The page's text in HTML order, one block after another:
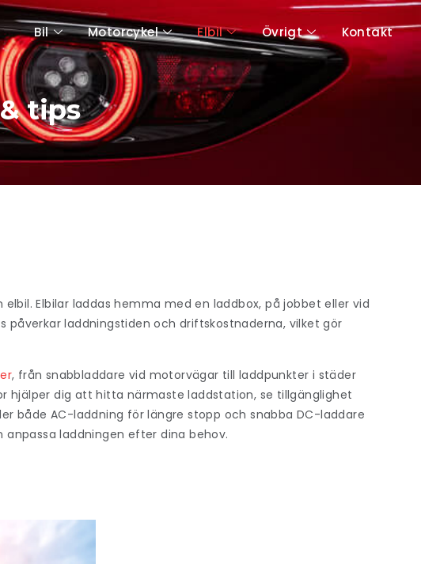
Bil Motorcykel Elbil Övrigt Kontakt
tips
Elbilar laddas hemma med en laddbox, på jobbet eller vid
laddningstiden och driftskostnaderna, vilket gör
, från snabbladdare vid motorvägar till laddpunkter i städer
hjälper dig att hitta närmaste laddstation, se tillgänglighet
både AC-laddning för längre stopp och snabba DC-laddare
laddningen efter dina behov.